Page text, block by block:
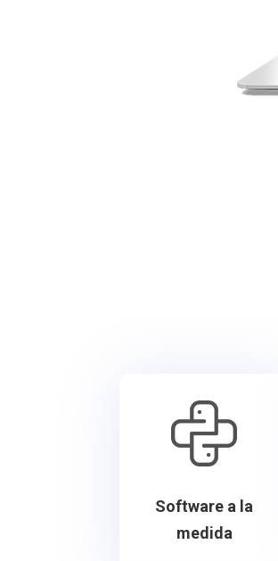
Software a la
medida